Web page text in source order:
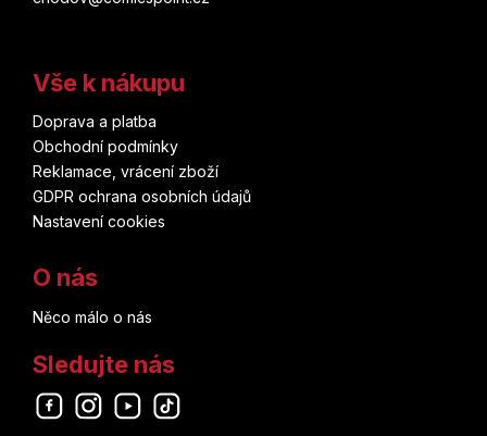
Vše k nákupu
Doprava a platba
Obchodní podmínky
Reklamace, vrácení zboží
GDPR ochrana osobních údajů
Nastavení cookies
O nás
Něco málo o nás
Sledujte nás
Odebírat newsletter